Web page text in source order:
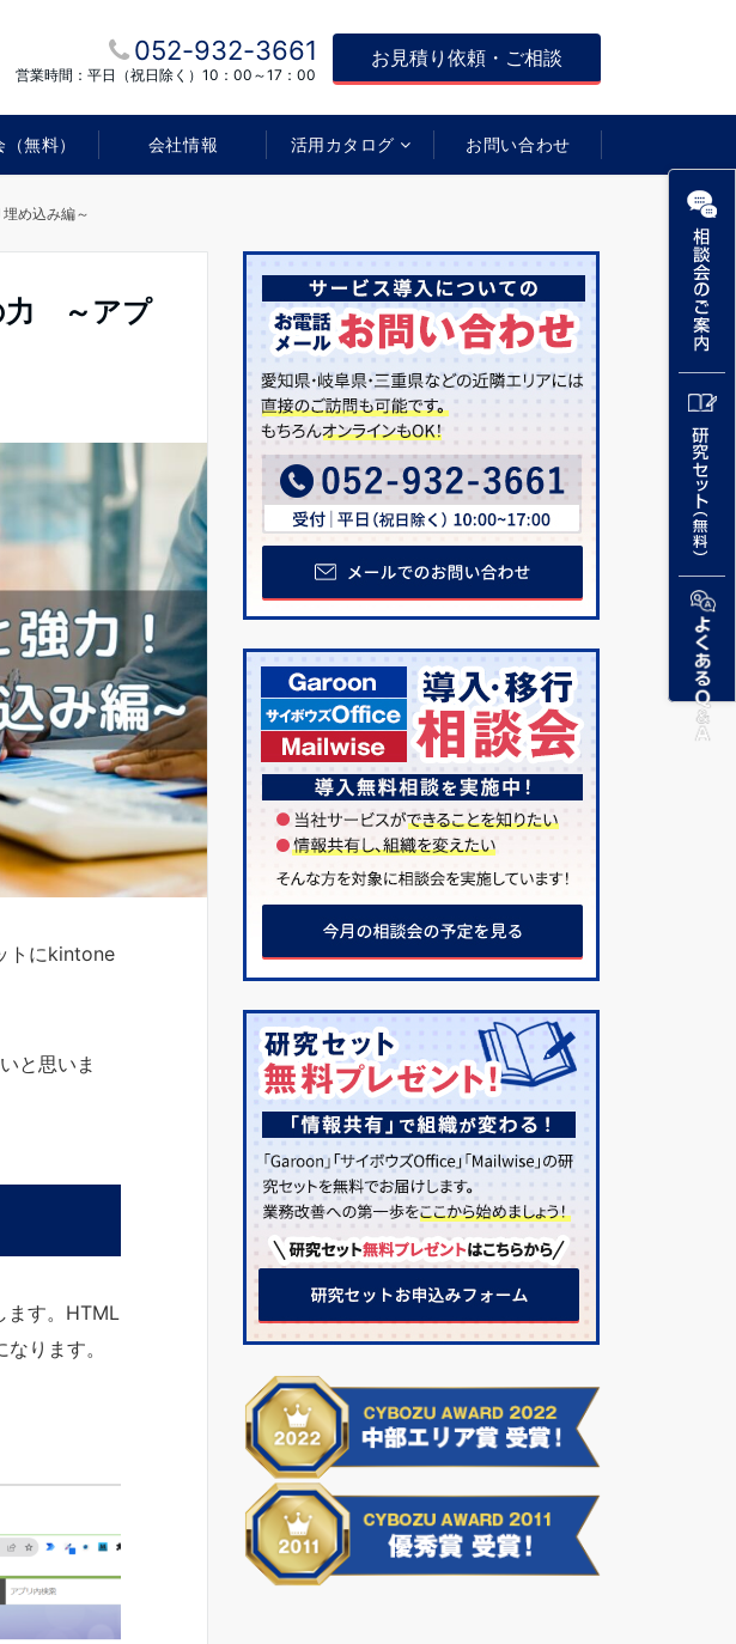
052-932-3661
営業時間：平日（祝日除く）10：00～17：00
お見積り依頼・ご相談
無料） 会社情報 活用カタログ お問い合わせ
め込み編～
力 ～アプ
トにkintone
と思いま
ます。HTML
ります。